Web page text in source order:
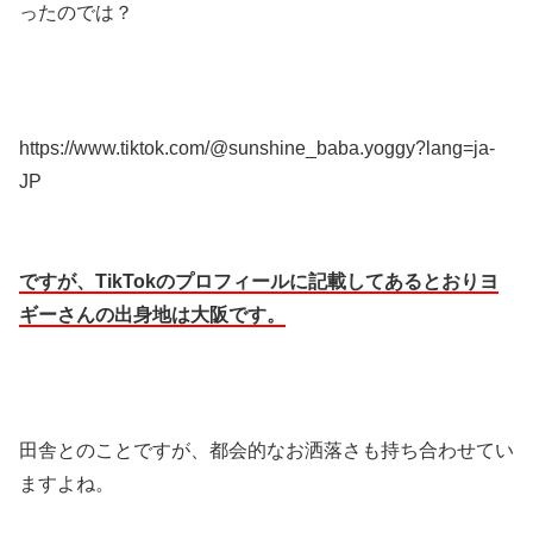
ったのでは？
https://www.tiktok.com/@sunshine_baba.yoggy?lang=ja-
JP
ですが、TikTokのプロフィールに記載してあるとおりヨ
ギーさんの出身地は大阪です。
田舎とのことですが、都会的なお洒落さも持ち合わせてい
ますよね。